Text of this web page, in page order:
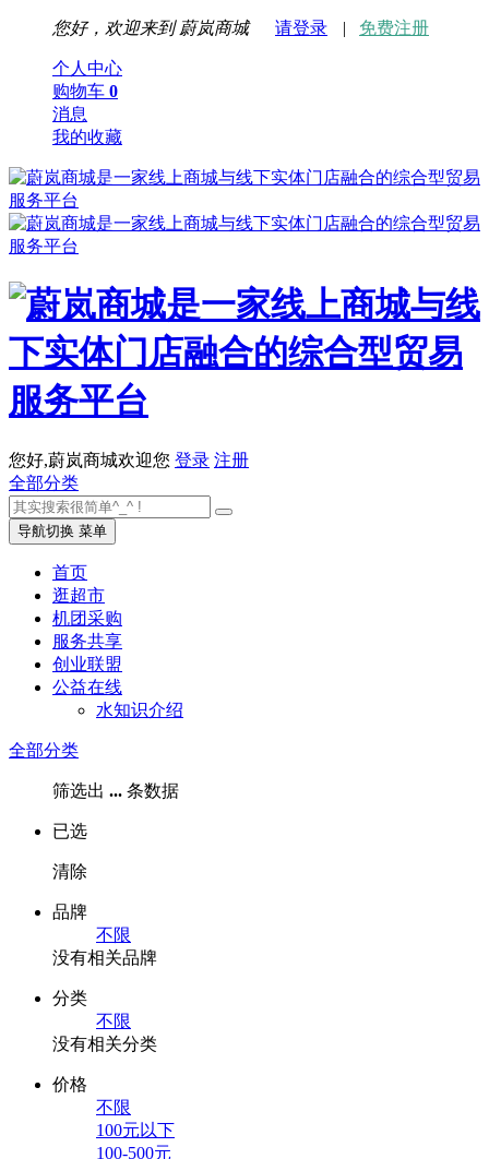
您好，欢迎来到 蔚岚商城 请登录 | 免费注册
个人中心
购物车 0
消息
我的收藏
您好,蔚岚商城欢迎您 登录 注册
全部分类
导航切换 菜单
首页
逛超市
机团采购
服务共享
创业联盟
公益在线
水知识介绍
全部分类
筛选出 ... 条数据
已选
清除
品牌
不限
没有相关品牌
分类
不限
没有相关分类
价格
不限
100元以下
100-500元